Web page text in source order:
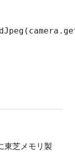
東芝メモリ製